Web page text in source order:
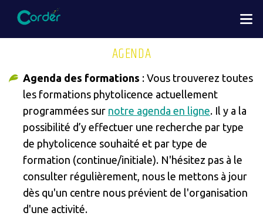
Aller
contenu
AGENDA
Agenda des formations : Vous trouverez toutes
les formations phytolicence actuellement
programmées sur notre agenda en ligne. Il y a la
possibilité d’y effectuer une recherche par type
de phytolicence souhaité et par type de
formation (continue/initiale). N'hésitez pas à le
consulter régulièrement, nous le mettons à jour
dès qu'un centre nous prévient de l'organisation
d'une activité.